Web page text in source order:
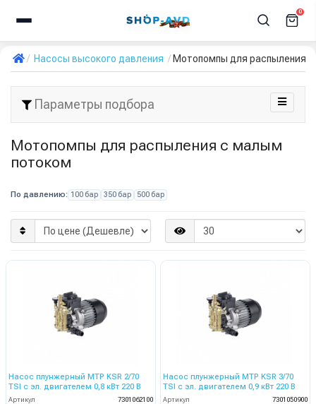
0
Насосы высокого давления Мотопомпы для распыления
Параметры подбора
Мотопомпы для распыления с малым
потоком
По давлению: 100 бар 350 бар 500 бар
Насос плунжерный MTP KSR 2/70
TSI с эл. двигателем 0,8 кВт 220 В
Артикул
7301062100
Насос плунжерный MTP KSR 3/70
TSI с эл. двигателем 0,9 кВт 220 В
Артикул
7301050900